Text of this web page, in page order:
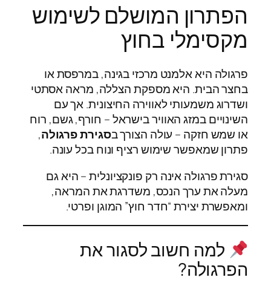
הפתרון המושלם לשימוש
מקסימלי בחוץ
פרגולה היא אלמנט מרכזי בגינה, במרפסת או
בחצר הבית. היא מספקת הצללה, מראה אסתטי
ושדרוג משמעותי לאווירה החיצונית. אך עם
השינויים במזג האוויר בישראל – חורף, גשם, רוח
או שמש חזקה – עולה הצורך בסגירת פרגולה,
פתרון שמאפשר שימוש רציף ונוח בכל עונה.
סגירת פרגולה אינה רק פונקציונלית – היא גם
מעלה את ערך הנכס, משדרגת את המראה,
ומאפשרת יצירת “חדר חוץ” המוגן ופרטי.
למה חשוב לסגור את
הפרגולה?